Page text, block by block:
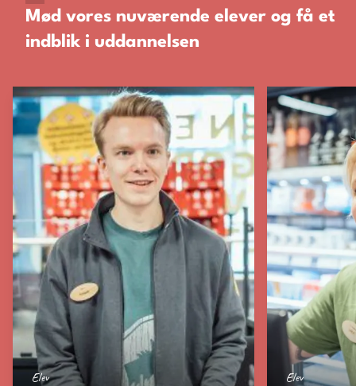
Mød vores nuværende elever og få et
indblik i uddannelsen
Elev Elev